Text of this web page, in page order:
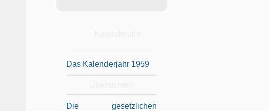
Das Kalenderjahr 1959
Die gesetzlichen